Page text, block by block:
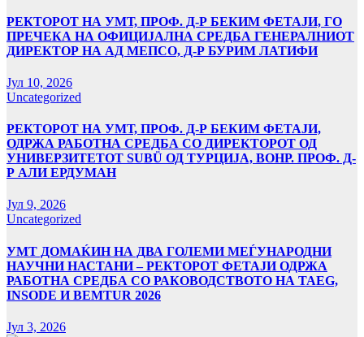
РЕКТОРОТ НА УМТ, ПРОФ. Д-Р БЕКИМ ФЕТАЈИ, ГО
ПРЕЧЕКА НА ОФИЦИЈАЛНА СРЕДБА ГЕНЕРАЛНИОТ
ДИРЕКТОР НА АД МЕПСО, Д-Р БУРИМ ЛАТИФИ
Јул 10, 2026
Uncategorized
РЕКТОРОТ НА УМТ, ПРОФ. Д-Р БЕКИМ ФЕТАЈИ,
ОДРЖА РАБОТНА СРЕДБА СО ДИРЕКТОРОТ ОД
УНИВЕРЗИТЕТОТ SUBÜ ОД ТУРЦИЈА, ВОНР. ПРОФ. Д-
Р АЛИ ЕРДУМАН
Јул 9, 2026
Uncategorized
УMТ ДОМАЌИН НА ДВА ГОЛЕМИ МЕЃУНАРОДНИ
НАУЧНИ НАСТАНИ – РЕКТОРОТ ФЕТАЈИ ОДРЖА
РАБОТНА СРЕДБА СО РАКОВОДСТВОТО НА TAEG,
INSODE И BEMTUR 2026
Јул 3, 2026